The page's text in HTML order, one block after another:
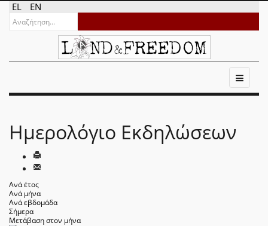
EL EN
Ημερολόγιο Εκδηλώσεων
Ανά έτος
Ανά μήνα
Ανά εβδομάδα
Σήμερα
Μετάβαση στον μήνα